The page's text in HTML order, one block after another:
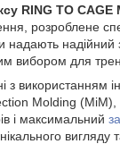
RING TO CAGE
розроблене
надають надійний
вибором для
з використанням
Molding (MiM),
і максимальний
вигляду